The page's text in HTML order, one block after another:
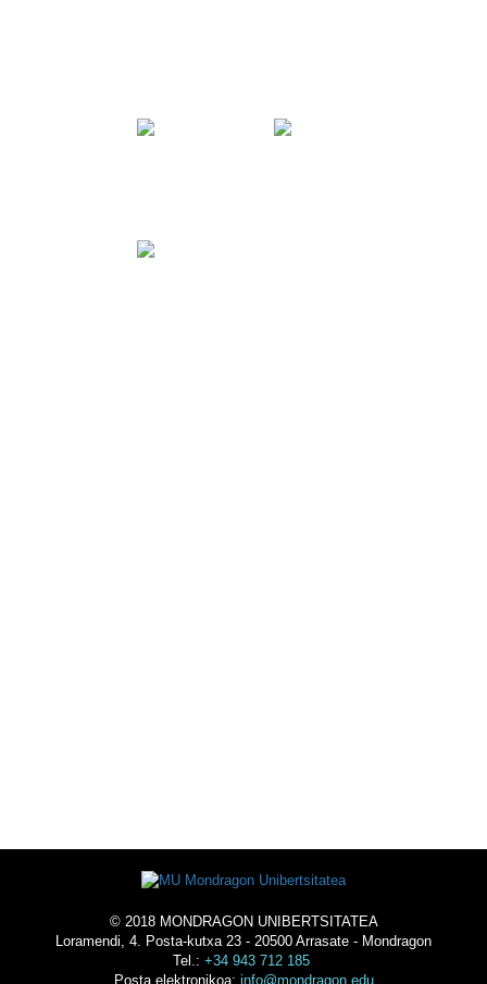
© 2018 MONDRAGON UNIBERTSITATEA
Loramendi, 4. Posta-kutxa 23 - 20500 Arrasate - Mondragon
Tel.: +34 943 712 185
Posta elektronikoa: info@mondragon.edu